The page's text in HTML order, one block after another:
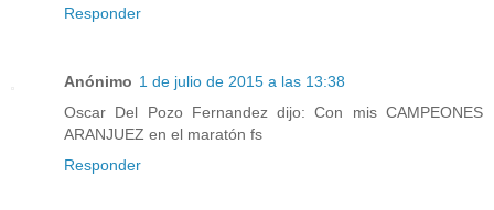
Responder
Anónimo 1 de julio de 2015 a las 13:38
Oscar Del Pozo Fernandez dijo: Con mis CAMPEONES
ARANJUEZ en el maratón fs
Responder